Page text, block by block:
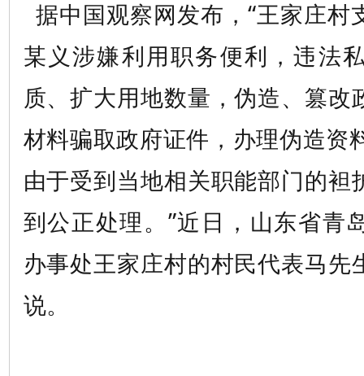
据中国观察网发布，“王家庄村
某义涉嫌利用职务便利，违法
质、扩大用地数量，伪造、篡改
材料骗取政府证件，办理伪造资
由于受到当地相关职能部门的袒
到公正处理。”近日，山东省青
办事处王家庄村的村民代表马先
说。